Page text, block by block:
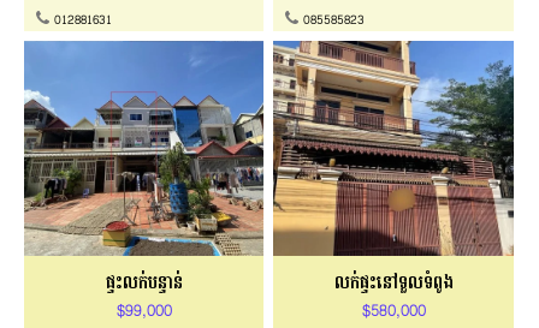
012881631 085585823
ផ្ទះលក់បន្ទាន់
$99,000
លក់ផ្ទះនៅទួលទំពូង
$580,000